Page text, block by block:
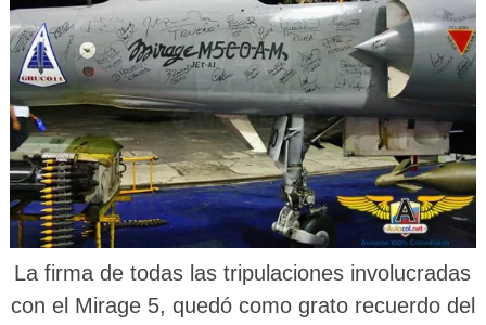
La firma de todas las tripulaciones involucradas
con el Mirage 5, quedó como grato recuerdo del